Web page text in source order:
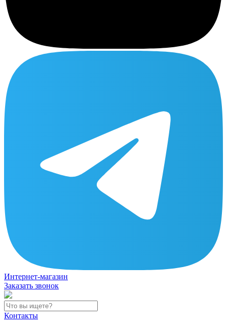
Интернет-магазин
Заказать звонок
Контакты